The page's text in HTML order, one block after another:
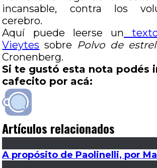
incansable, contra los
cerebro.
Aquí puede leerse un
Vieytes sobre Polvo de
Cronenberg.
Si te gustó esta nota podés
cafecito por acá:
Artículos relacionados
A propósito de Paolinelli, por